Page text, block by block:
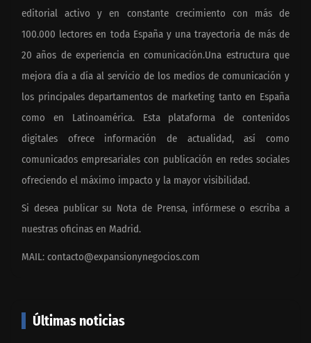
editorial activo y en constante crecimiento con más de
100.000 lectores en toda España y una trayectoria de más de
20 años de experiencia en comunicación.Una estructura que
mejora día a día al servicio de los medios de comunicación y
los principales departamentos de marketing tanto en España
como en Latinoamérica. Esta plataforma de contenidos
digitales ofrece información de actualidad, así como
comunicados empresariales con publicación en redes sociales
ofreciendo el máximo impacto y la mayor visibilidad.
Si desea publicar su Nota de Prensa, infórmese o escriba a
nuestras oficinas en Madrid.
MAIL: contacto@expansionynegocios.com
Últimas noticias